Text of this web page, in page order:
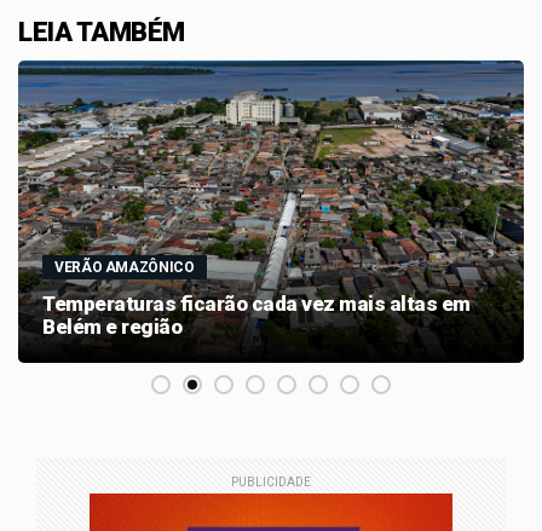
LEIA TAMBÉM
VERÃO AMAZÔNICO
Temperaturas ficarão cada vez mais altas em
Belém e região
PUBLICIDADE